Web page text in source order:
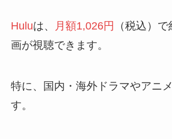
Huluは、 月額1,026円
（税込）
画が視聴できます。
特に、国内・海外ドラマやアニ
す。